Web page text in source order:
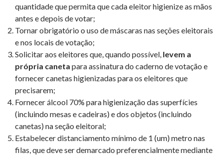
quantidade que permita que cada eleitor higienize as mãos
antes e depois de votar;
Tornar obrigatório o uso de máscaras nas seções eleitorais
e nos locais de votação;
Solicitar aos eleitores que, quando possível, levem a
própria caneta para assinatura do caderno de votação e
fornecer canetas higienizadas para os eleitores que
precisarem;
Fornecer álcool 70% para higienização das superfícies
(incluindo mesas e cadeiras) e dos objetos (incluindo
canetas) na seção eleitoral;
Estabelecer distanciamento mínimo de 1 (um) metro nas
filas, que deve ser demarcado preferencialmente mediante